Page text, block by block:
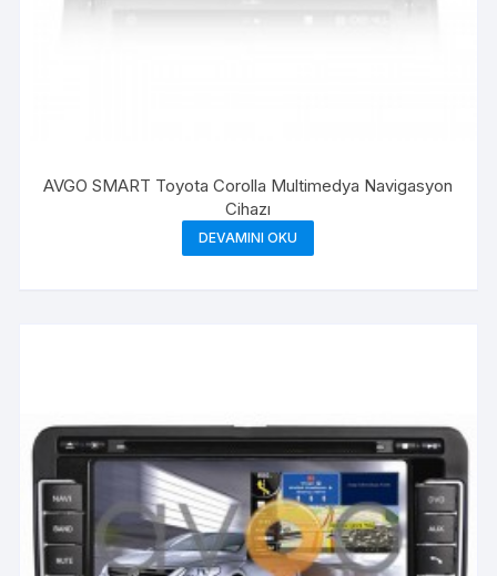
AVGO SMART Toyota Corolla Multimedya Navigasyon
Cihazı
DEVAMINI OKU